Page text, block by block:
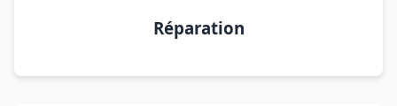
Réparation